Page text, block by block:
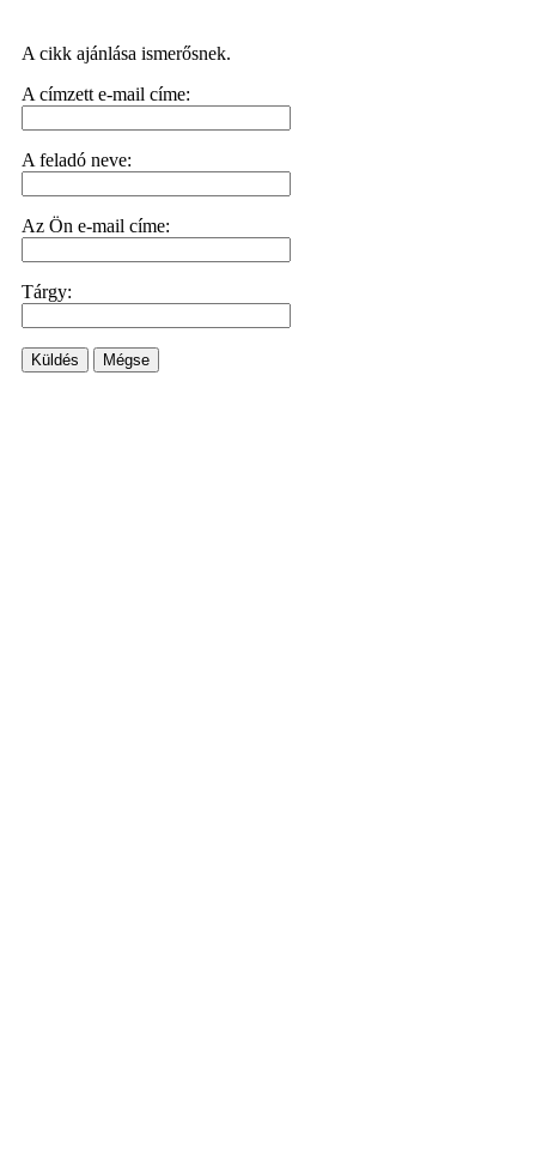
A cikk ajánlása ismerősnek.
A címzett e-mail címe:
A feladó neve:
Az Ön e-mail címe:
Tárgy:
Küldés Mégse